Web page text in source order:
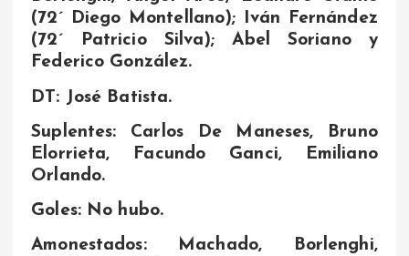
(72´ Diego Montellano); Iván Fernández
(72´ Patricio Silva); Abel Soriano y
Federico González.
DT: José Batista.
Suplentes: Carlos De Maneses, Bruno
Elorrieta, Facundo Ganci, Emiliano
Orlando.
Goles: No hubo.
Amonestados: Machado, Borlenghi,